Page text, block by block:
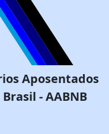
Aposentados
- AABNB